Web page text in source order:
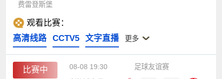
费雷登斯堡
观看比赛：
高清线路
CCTV5 文字直播 更多
比赛中 08-08 19:30
足球友谊赛